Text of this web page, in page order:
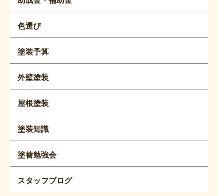
色選び
塗装予算
外壁塗装
屋根塗装
塗装知識
塗替勉強会
スタッフブログ